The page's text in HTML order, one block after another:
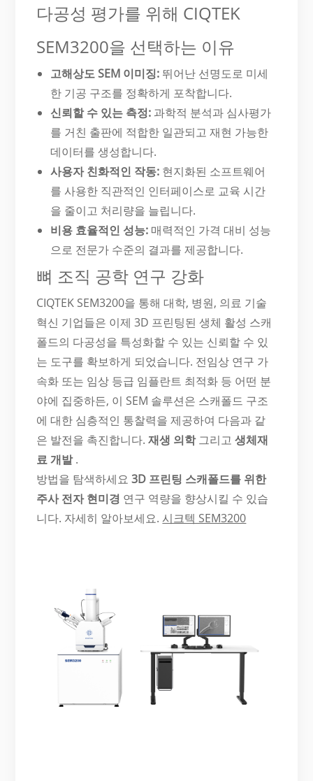
다공성 평가를 위해 CIQTEK
SEM3200을 선택하는 이유
고해상도 SEM 이미징: 뛰어난 선명도로 미세
한 기공 구조를 정확하게 포착합니다.
신뢰할 수 있는 측정: 과학적 분석과 심사평가
를 거친 출판에 적합한 일관되고 재현 가능한
데이터를 생성합니다.
사용자 친화적인 작동: 현지화된 소프트웨어
를 사용한 직관적인 인터페이스로 교육 시간
을 줄이고 처리량을 늘립니다.
비용 효율적인 성능: 매력적인 가격 대비 성능
으로 전문가 수준의 결과를 제공합니다.
뼈 조직 공학 연구 강화
CIQTEK SEM3200을 통해 대학, 병원, 의료 기술
혁신 기업들은 이제 3D 프린팅된 생체 활성 스캐
폴드의 다공성을 특성화할 수 있는 신뢰할 수 있
는 도구를 확보하게 되었습니다. 전임상 연구 가
속화 또는 임상 등급 임플란트 최적화 등 어떤 분
야에 집중하든, 이 SEM 솔루션은 스캐폴드 구조
에 대한 심층적인 통찰력을 제공하여 다음과 같
은 발전을 촉진합니다.재생 의학그리고생체재
료 개발.
방법을 탐색하세요3D 프린팅 스캐폴드를 위한
주사 전자 현미경 연구 역량을 향상시킬 수 있습
니다. 자세히 알아보세요.시크텍 SEM3200